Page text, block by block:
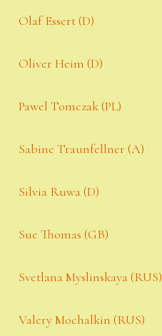
Olaf Essert (D)
Oliver Heim (D)
Pawel Tomczak (PL)
Sabine Traunfellner (A)
Silvia Ruwa (D)
Sue Thomas (GB)
Svetlana Myslinskaya (RUS)
Valery Mochalkin (RUS)